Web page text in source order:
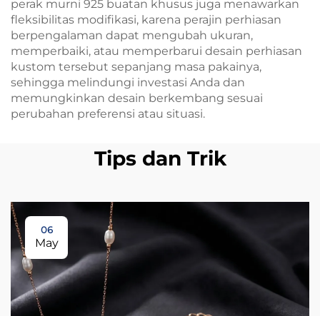
perak murni 925 buatan khusus juga menawarkan
fleksibilitas modifikasi, karena perajin perhiasan
berpengalaman dapat mengubah ukuran,
memperbaiki, atau memperbarui desain perhiasan
kustom tersebut sepanjang masa pakainya,
sehingga melindungi investasi Anda dan
memungkinkan desain berkembang sesuai
perubahan preferensi atau situasi.
Tips dan Trik
06
May